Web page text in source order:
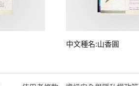
中文種名:山香圓